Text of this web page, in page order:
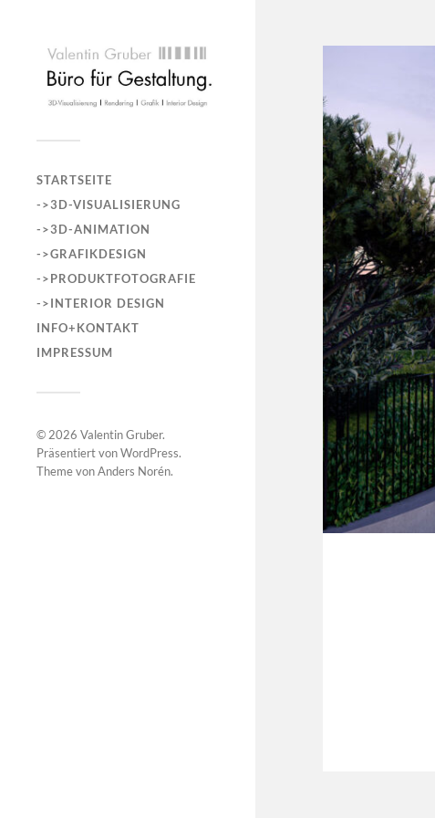
STARTSEITE
->3D-VISUALISIERUNG
->3D-ANIMATION
->GRAFIKDESIGN
->PRODUKTFOTOGRAFIE
->INTERIOR DESIGN
INFO+KONTAKT
IMPRESSUM
© 2026 Valentin Gruber.
Präsentiert vonWordPress.
Theme vonAnders Norén.